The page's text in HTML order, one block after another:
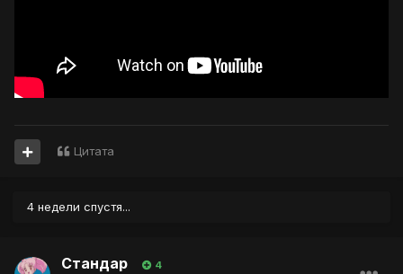
Цитата
4 недели спустя...
Стандар 4